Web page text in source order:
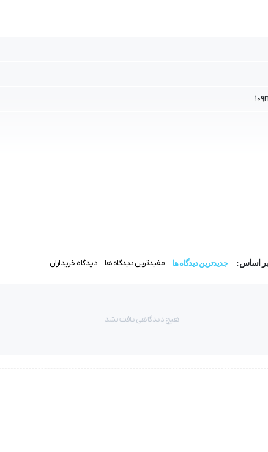
بر اساس: جدیدترین دیدگاه ها مفیدترین دیدگاه ها دیدگاه خریداران
هیچ دیدگاهی یافت نشد